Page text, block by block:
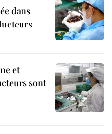
dans
et
sont